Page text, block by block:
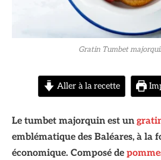
Gratin Tumbet
Aller à la recette
Le tumbet majorquin est un
emblématique des Baléares, à la
économique. Composé de